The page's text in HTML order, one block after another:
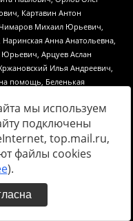
files/reestr-
данные на
мы используем
подключены
top.mail.ru,
файлы cookies
).